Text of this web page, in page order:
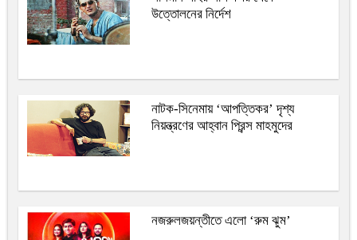
উত্তোলনের নির্দেশ
নাটক-সিনেমায় ‘আপত্তিকর’ দৃশ্য
নিয়ন্ত্রণের আহ্বান প্রিন্স মাহমুদের
নজরুলজয়ন্তীতে এলো ‘রুম ঝুম’